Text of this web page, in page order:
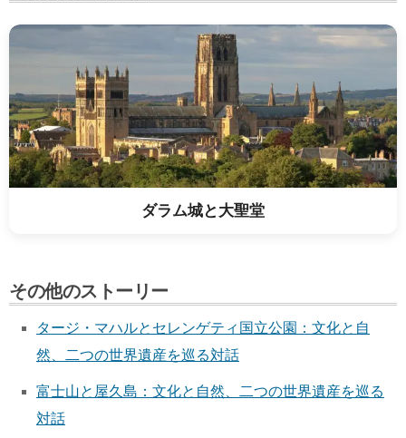
ダラム城と大聖堂
その他のストーリー
タージ・マハルとセレンゲティ国立公園：文化と自
然、二つの世界遺産を巡る対話
富士山と屋久島：文化と自然、二つの世界遺産を巡る
対話